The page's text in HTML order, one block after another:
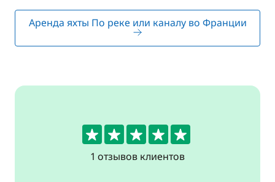
Аренда яхты По реке или каналу во Франции
5
1 отзывов клиентов